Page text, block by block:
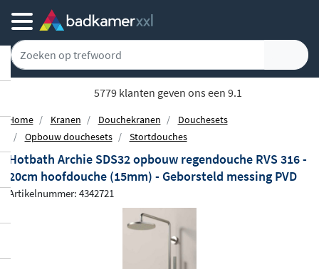
5779 klanten geven ons een 9.1
Home Kranen Douchekranen
Douchesets
Opbouw douchesets
Stortdouches
Hotbath Archie SDS32 opbouw regendouche RVS 316 -
20cm hoofdouche (15mm) - Geborsteld messing PVD
Artikelnummer: 4342721